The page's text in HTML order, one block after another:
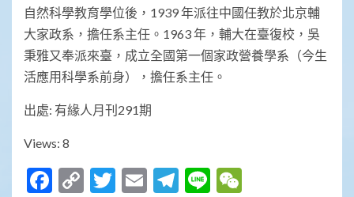
自然科學教育學位後，1939 年派往中國任教於北京輔
大家政系，擔任系主任。1963 年，輔大在臺復校，吳
秉雅又奉派來臺，成立全國第一個家政營養學系（今生
活應用科學系前身），擔任系主任。
出處: 有緣人月刊291期
Views: 8
Facebook
CopyTwitter
EmailTelegram
Line